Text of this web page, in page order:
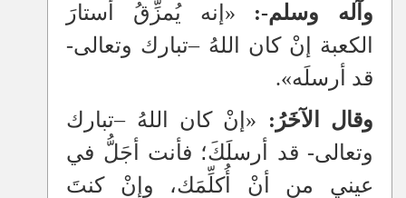
وآله وسلم-: «إنه يُمزِّقُ أستارَ
الكعبة إنْ كان اللهُ–تبارك وتعالى-
قد أرسلَه».
وقال الآخَرُ: «إنْ كان اللهُ–تبارك
وتعالى- قد أرسلَكَ؛ فأنت أجَلُّ في
عيني من أنْ أُكلِّمَك، وإنْ كنتَ